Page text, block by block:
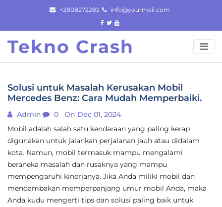
content
+2808272282 info@yourmail.com
Tekno Crash
Solusi untuk Masalah Kerusakan Mobil
Mercedes Benz: Cara Mudah Memperbaiki.
Admin 0
On Dec 01, 2024
Mobil adalah salah satu kendaraan yang paling kerap
digunakan untuk jalankan perjalanan jauh atau didalam
kota. Namun, mobil termasuk mampu mengalami
beraneka masalah dan rusaknya yang mampu
mempengaruhi kinerjanya. Jika Anda miliki mobil dan
mendambakan memperpanjang umur mobil Anda, maka
Anda kudu mengerti tips dan solusi paling baik untuk